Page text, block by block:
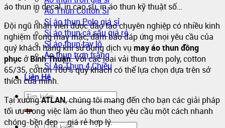
Áo Thun Cotton Sỉ
Sỉ áo thun Polo giá sỉ
Sỉ áo thun cá sấu giá rẻ
Sỉ áo thun tay lỡ
Áo thun trơn trắng
Sỉ Áo Thun 4 Chiều
Liên Hệ
áo thun in decal, in cao su, in áo thun kỹ thuật số…
Đội ngũ nhân viên được đào tạo chuyên nghiệp có nhiều kinh
nghiệm trong may mặc, đảm bảo đáp ứng mọi yêu cầu của
quý khách hàng khi sử dụng dịch vụ may áo thun đồng
phụcởBình Thuận. Với các loại vải thun trơn poly, cotton
65/35, cotton 100% quý khách có thể lựa chọn dựa trên sở
thích của mình.
Tại xưởngATLAN, chúng tôi mang đến cho bạn các giải pháp
tối ưu trong việc làm áo thun theo yêu cầu một cách nhanh
chóng-bền đẹp – giá rẻ hợp lý.